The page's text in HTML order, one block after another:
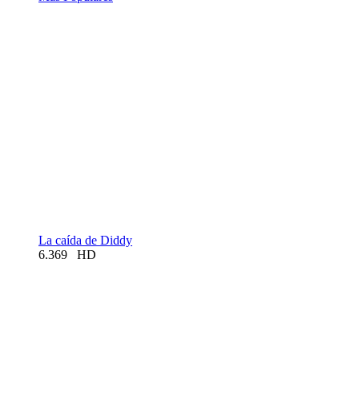
La caída de Diddy
6.369
HD